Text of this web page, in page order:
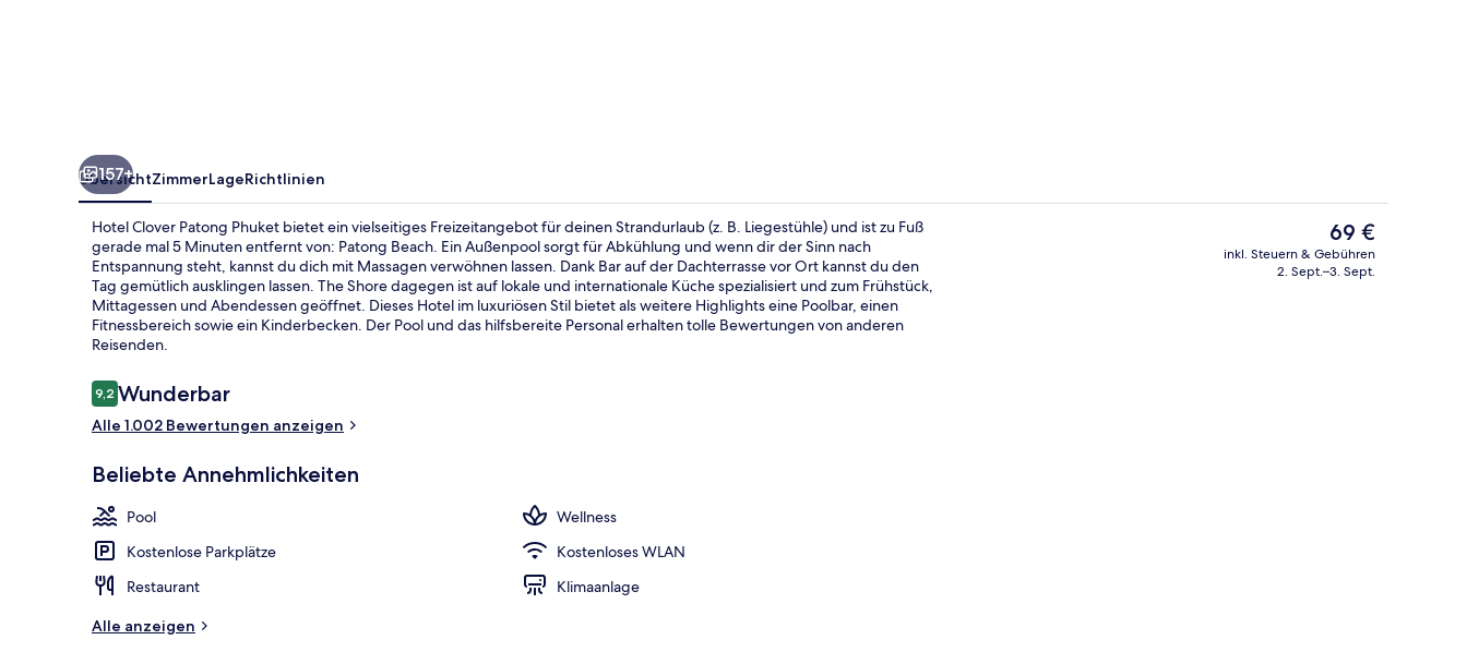
Terrasse/Patio Fassade der Unterkunft – Abend/
157+
ÜbersichtZimmerLageRichtlinien
Hotel Clover Patong Phuket bietet ein vielseitiges Freizeitangebot für deinen Strandurlaub (z. B. Liegestühle) und ist zu Fuß
gerade mal 5 Minuten entfernt von: Patong Beach. Ein Außenpool sorgt für Abkühlung und wenn dir der Sinn nach
Entspannung steht, kannst du dich mit Massagen verwöhnen lassen. Dank Bar auf der Dachterrasse vor Ort kannst du den
Tag gemütlich ausklingen lassen. The Shore dagegen ist auf lokale und internationale Küche spezialisiert und zum Frühstück,
Mittagessen und Abendessen geöffnet. Dieses Hotel im luxuriösen Stil bietet als weitere Highlights eine Poolbar, einen
Fitnessbereich sowie ein Kinderbecken. Der Pool und das hilfsbereite Personal erhalten tolle Bewertungen von anderen
Reisenden.
Bewertungen
9,29,2 von 10.
Wunderbar
Alle 1.002 Bewertungen anzeigen
Beliebte Annehmlichkeiten
Pool
Wellness
Kostenlose Parkplätze
Kostenloses WLAN
Restaurant
Klimaanlage
Alle anzeigen
Der
aktuelle
Preis
69 €
inkl. Steuern & Gebühren
2. Sept.–3. Sept.